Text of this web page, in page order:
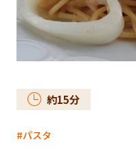
約15分
パスタ